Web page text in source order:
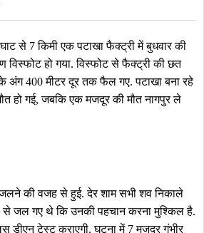
से 7 किमी एक पटाखा फैक्ट्री में बुधवार की
विस्फोट हो गया. विस्फोट से फैक्ट्री की छत
अंग 400 मीटर दूर तक फैल गए. पटाखा बना रहे
हो गई, जबकि एक मजदूर की मौत नागपुर ले
की वजह से हुई. देर शाम सभी शव निकाले
से जल गए थे कि उनकी पहचान करना मुश्किल है.
डीएन टेस्ट कराएगी. घटना में 7 मजदूर गंभीर